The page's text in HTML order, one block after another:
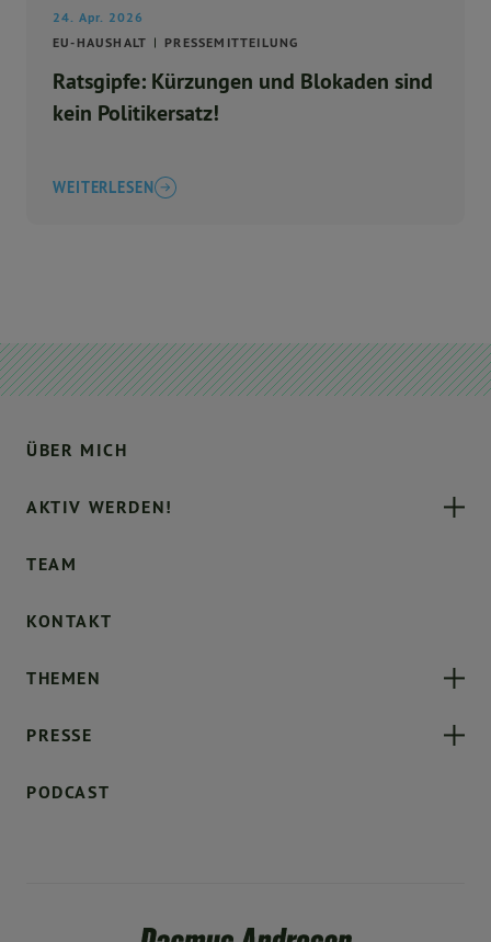
24. Apr. 2026
EU-HAUSHALT
PRESSEMITTEILUNG
Ratsgipfe: Kürzungen und Blokaden sind
kein Politikersatz!
WEITERLESEN
ÜBER MICH
AKTIV WERDEN!
TEAM
KONTAKT
THEMEN
PRESSE
PODCAST